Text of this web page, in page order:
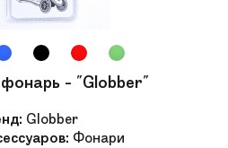
- "Globber"
Globber
Фонари